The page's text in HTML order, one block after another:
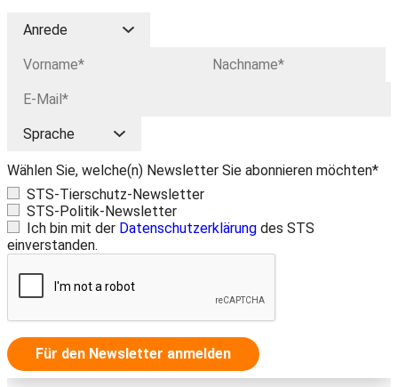
Wählen Sie, welche(n) Newsletter Sie abonnieren möchten*
STS-Tierschutz-Newsletter
STS-Politik-Newsletter
Ich bin mit der Datenschutzerklärung des STS
einverstanden.
Für den Newsletter anmelden